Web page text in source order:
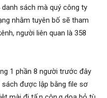
sách mà quý công ty
nhằm tuyên bố sẽ tham
người liên quan là 358
1 phần 8 người trước đây
sách được lập bằng file sơ